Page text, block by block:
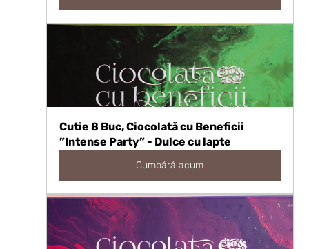
Cutie 8 Buc, Ciocolată cu Beneficii
”Intense Party” - Dulce cu lapte
Cumpără acum